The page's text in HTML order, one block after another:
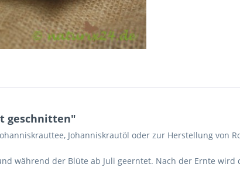
geschnitten"
Johanniskrautöl oder zur Herstellung von
während der Blüte ab Juli geerntet. Nach der Ernte